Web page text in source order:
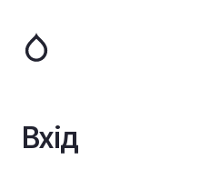
основного
Вхід